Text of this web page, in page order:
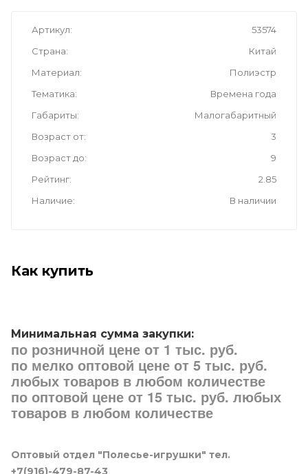
Артикул
53574
Страна
Китай
Материал
Полиэстр
Тематика
Времена года
Габариты
Малогабаритный
Возраст от
3
Возраст до
9
Рейтинг
2.85
Наличие
В наличии
Как купить
Минимальная сумма закупки:
по розничной цене от 1 тыс. руб.
по мелко оптовой цене от 5 тыс. руб.
любых товаров в любом количестве
по оптовой цене от 15 тыс. руб. любых
товаров в любом количестве
Оптовый отдел "Полесье-игрушки" тел.